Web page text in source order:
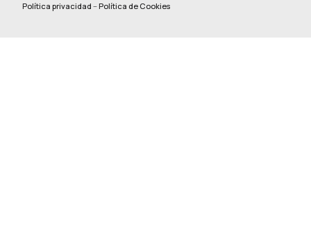
Política privacidad –Política de Cookies